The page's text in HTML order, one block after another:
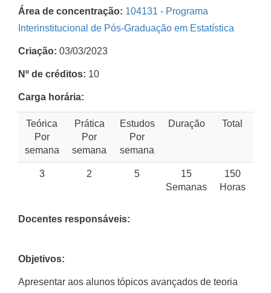
Área de concentração: 104131 - Programa
Interinstitucional de Pós-Graduação em Estatística
Criação: 03/03/2023
Nº de créditos: 10
Carga horária:
Teórica
Por
semana
Prática
Por
semana
Estudos
Por
semana
Duração Total
3 2 5
15
Semanas
150
Horas
Docentes responsáveis:
Objetivos:
Apresentar aos alunos tópicos avançados de teoria